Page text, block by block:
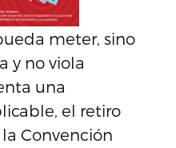
meter, sino
y no viola
una
el retiro
Convención